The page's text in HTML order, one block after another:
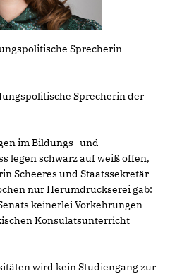
Sprecherin
Sprecherin der
im Bildungs- und
legen schwarz auf weiß offen,
Scheeres und Staatssekretär
nur Herumdruckserei gab:
keinerlei Vorkehrungen
Konsulatsunterricht
wird kein Studiengang zur